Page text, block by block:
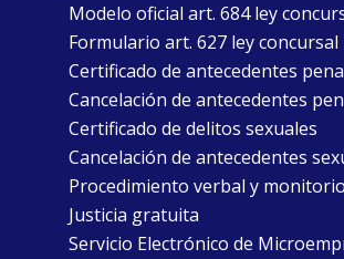
Modelo oficial art. 684 ley
Formulario art. 627 ley concursal
Certificado de antecedentes
Cancelación de antecedentes
Certificado de delitos sexuales
Cancelación de antecedentes
Procedimiento verbal y monitorio
Justicia gratuita
Servicio Electrónico de